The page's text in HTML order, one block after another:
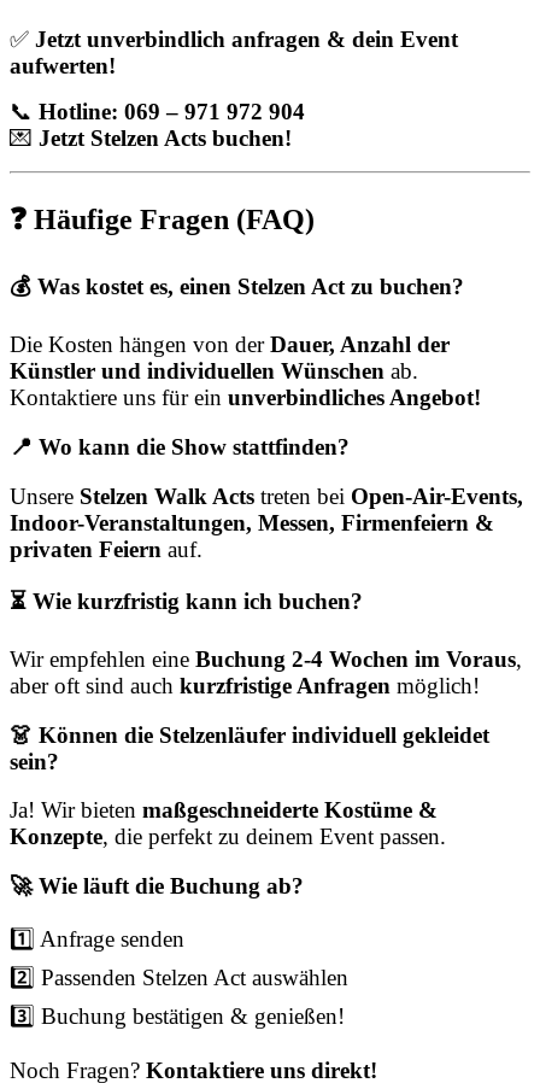
✅ Jetzt unverbindlich anfragen & dein Event
aufwerten!
📞 Hotline: 069 – 971 972 904
💌 Jetzt Stelzen Acts buchen!
❓ Häufige Fragen (FAQ)
💰 Was kostet es, einen Stelzen Act zu buchen?
Die Kosten hängen von derDauer, Anzahl der
Künstler und individuellen Wünschen ab.
Kontaktiere uns für ein unverbindliches Angebot!
📍 Wo kann die Show stattfinden?
Unsere Stelzen Walk Acts treten bei Open-Air-Events,
Indoor-Veranstaltungen, Messen, Firmenfeiern &
privaten Feiern auf.
⏳ Wie kurzfristig kann ich buchen?
Wir empfehlen eine Buchung 2-4 Wochen im Voraus,
aber oft sind auch kurzfristige Anfragen möglich!
👗 Können die Stelzenläufer individuell gekleidet
sein?
Ja! Wir bieten maßgeschneiderte Kostüme &
Konzepte, die perfekt zu deinem Event passen.
🚀 Wie läuft die Buchung ab?
1️⃣ Anfrage senden
2️⃣ Passenden Stelzen Act auswählen
3️⃣ Buchung bestätigen & genießen!
Noch Fragen? Kontaktiere uns direkt!